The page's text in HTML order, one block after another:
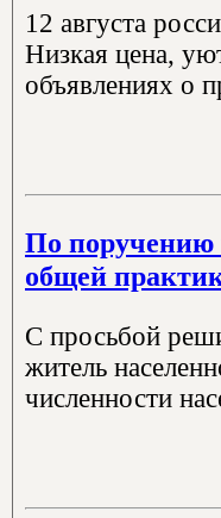
12 августа
Низкая цена,
объявлениях о
По поручению
общей
С просьбой
житель
численности